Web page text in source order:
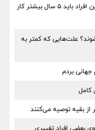
شرط جدید بازنشستگی اجرایی شد؛ این افراد باید ۵ سال بیشتر کار
علت‌هایی که کمتر به
جهانی بردم